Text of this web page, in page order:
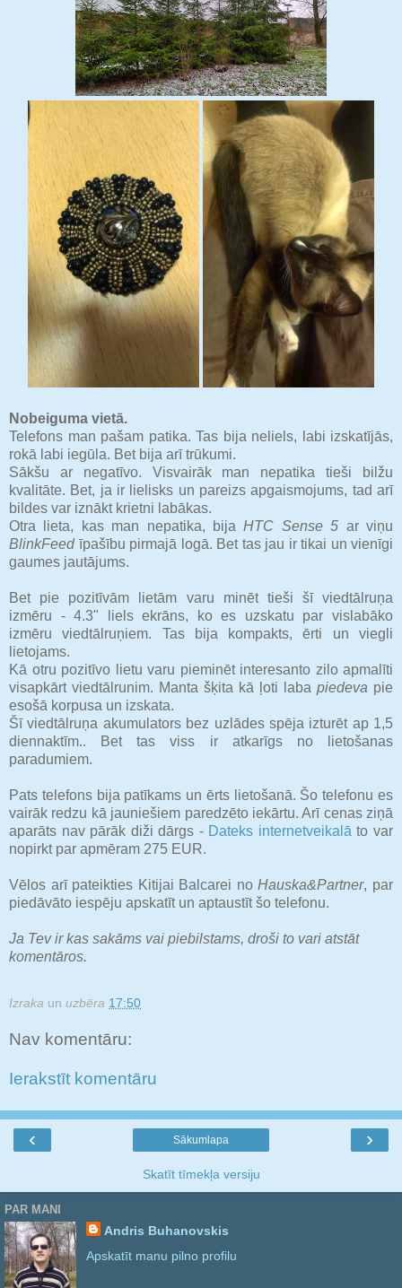
Nobeiguma vietā.
Telefons man pašam patika. Tas bija neliels, labi izskatījās,
rokā labi iegūla. Bet bija arī trūkumi.
Sākšu ar negatīvo. Visvairāk man nepatika tieši bilžu
kvalitāte. Bet, ja ir lielisks un pareizs apgaismojums, tad arī
bildes var iznākt krietni labākas.
Otra lieta, kas man nepatika, bijaHTC Sense 5 ar viņu
BlinkFeed īpašību pirmajā logā. Bet tas jau ir tikai un vienīgi
gaumes jautājums.
Bet pie pozitīvām lietām varu minēt tieši šī viedtālruņa
izmēru - 4.3" liels ekrāns, ko es uzskatu par vislabāko
izmēru viedtālruņiem. Tas bija kompakts, ērti un viegli
lietojams.
Kā otru pozitīvo lietu varu pieminēt interesanto zilo apmalīti
visapkārt viedtālrunim. Manta šķita kā ļoti laba piedeva pie
esošā korpusa un izskata.
Šī viedtālruņa akumulators bez uzlādes spēja izturēt ap 1,5
diennaktīm.. Bet tas viss ir atkarīgs no lietošanas
paradumiem.
Pats telefons bija patīkams un ērts lietošanā. Šo telefonu es
vairāk redzu kā jauniešiem paredzēto iekārtu. Arī cenas ziņā
aparāts nav pārāk diži dārgs - Dateks internetveikalā to var
nopirkt par apmēram 275 EUR.
Vēlos arī pateikties Kitijai Balcarei noHauska&Partner, par
piedāvāto iespēju apskatīt un aptaustīt šo telefonu.
Ja Tev ir kas sakāms vai piebilstams, droši to vari atstāt
komentāros.
Izraka un uzbēra 17:50
Nav komentāru:
Ierakstīt komentāru
‹ ›
Sākumlapa
Skatīt tīmekļa versiju
PAR MANI
Andris Buhanovskis
Apskatīt manu pilno profilu